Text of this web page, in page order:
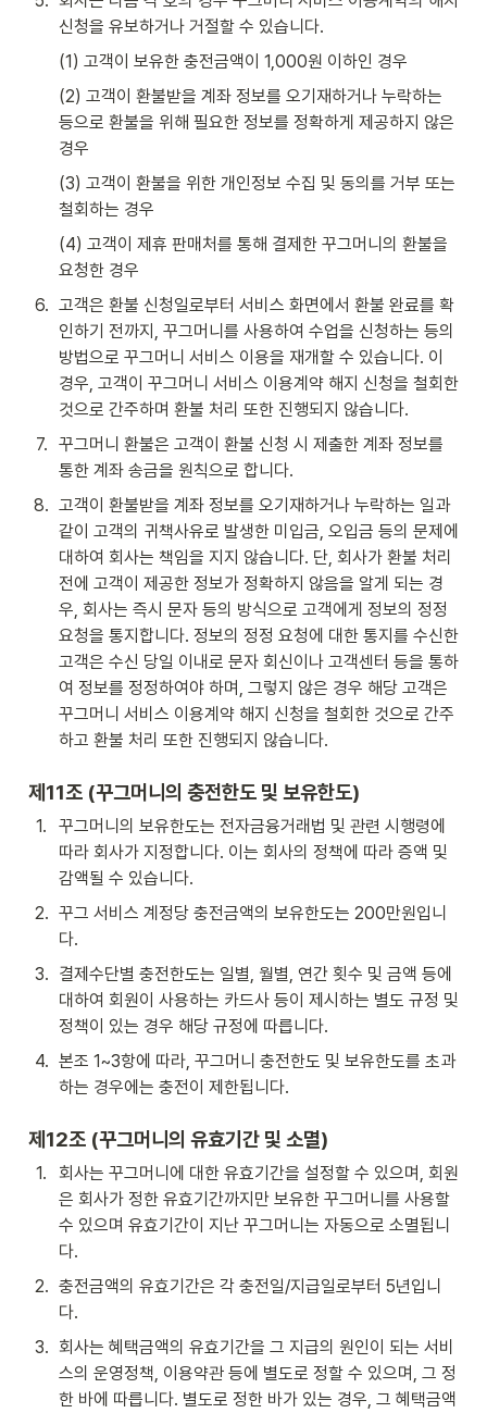
신청을 유보하거나 거절할 수 있습니다.
(1) 고객이 보유한 충전금액이 1,000원 이하인 경우
(2) 고객이 환불받을 계좌 정보를 오기재하거나 누락하는
등으로 환불을 위해 필요한 정보를 정확하게 제공하지 않은
경우
(3) 고객이 환불을 위한 개인정보 수집 및 동의를 거부 또는
철회하는 경우
(4) 고객이 제휴 판매처를 통해 결제한 꾸그머니의 환불을
요청한 경우
6. 고객은 환불 신청일로부터 서비스 화면에서 환불 완료를 확
인하기 전까지, 꾸그머니를 사용하여 수업을 신청하는 등의
방법으로 꾸그머니 서비스 이용을 재개할 수 있습니다. 이
경우, 고객이 꾸그머니 서비스 이용계약 해지 신청을 철회한
것으로 간주하며 환불 처리 또한 진행되지 않습니다.
7. 꾸그머니 환불은 고객이 환불 신청 시 제출한 계좌 정보를
통한 계좌 송금을 원칙으로 합니다.
8. 고객이 환불받을 계좌 정보를 오기재하거나 누락하는 일과
같이 고객의 귀책사유로 발생한 미입금, 오입금 등의 문제에
대하여 회사는 책임을 지지 않습니다. 단, 회사가 환불 처리
전에 고객이 제공한 정보가 정확하지 않음을 알게 되는 경
우, 회사는 즉시 문자 등의 방식으로 고객에게 정보의 정정
요청을 통지합니다. 정보의 정정 요청에 대한 통지를 수신한
고객은 수신 당일 이내로 문자 회신이나 고객센터 등을 통하
여 정보를 정정하여야 하며, 그렇지 않은 경우 해당 고객은
꾸그머니 서비스 이용계약 해지 신청을 철회한 것으로 간주
하고 환불 처리 또한 진행되지 않습니다.
제11조 (꾸그머니의 충전한도 및 보유한도)
1.
꾸그머니의 보유한도는 전자금융거래법 및 관련 시행령에
따라 회사가 지정합니다. 이는 회사의 정책에 따라 증액 및
감액될 수 있습니다.
2. 꾸그 서비스 계정당 충전금액의 보유한도는 200만원입니
다.
3. 결제수단별 충전한도는 일별, 월별, 연간 횟수 및 금액 등에
대하여 회원이 사용하는 카드사 등이 제시하는 별도 규정 및
정책이 있는 경우 해당 규정에 따릅니다.
4. 본조 1~3항에 따라, 꾸그머니 충전한도 및 보유한도를 초과
하는 경우에는 충전이 제한됩니다.
제12조 (꾸그머니의 유효기간 및 소멸)
1.
회사는 꾸그머니에 대한 유효기간을 설정할 수 있으며, 회원
은 회사가 정한 유효기간까지만 보유한 꾸그머니를 사용할
수 있으며 유효기간이 지난 꾸그머니는 자동으로 소멸됩니
다.
2. 충전금액의 유효기간은 각 충전일/지급일로부터 5년입니
다.
3. 회사는 혜택금액의 유효기간을 그 지급의 원인이 되는 서비
스의 운영정책, 이용약관 등에 별도로 정할 수 있으며, 그 정
한 바에 따릅니다. 별도로 정한 바가 있는 경우, 그 혜택금액